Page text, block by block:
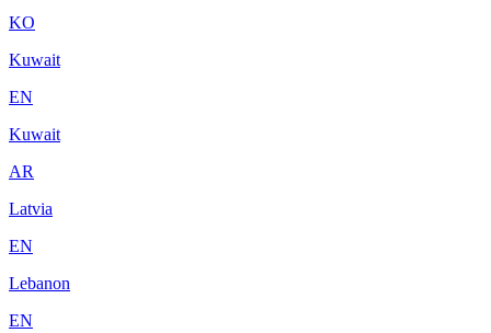
KO
Kuwait
EN
Kuwait
AR
Latvia
EN
Lebanon
EN